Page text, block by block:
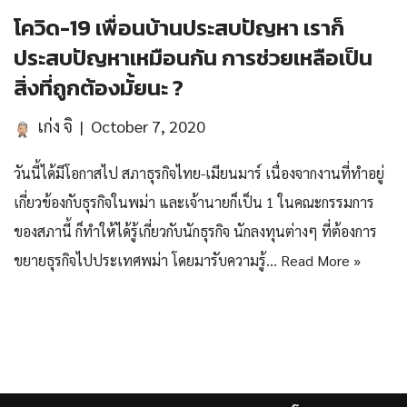
โควิด-19 เพื่อนบ้านประสบปัญหา เราก็
ประสบปัญหาเหมือนกัน การช่วยเหลือเป็น
สิ่งที่ถูกต้องมั้ยนะ ?
เก่ง จิ October 7, 2020
วันนี้ได้มีโอกาสไป สภาธุรกิจไทย-เมียนมาร์ เนื่องจากงานที่ทำอยู่
เกี่ยวข้องกับธุรกิจในพม่า และเจ้านายก็เป็น 1 ในคณะกรรมการ
ของสภานี้ ก็ทำให้ได้รู้เกี่ยวกับนักธุรกิจ นักลงทุนต่างๆ ที่ต้องการ
ขยายธุรกิจไปประเทศพม่า โดยมารับความรู้… Read More »